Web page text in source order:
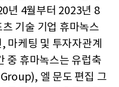
년 4월부터 2023년 8
기술 기업 휴마녹스
케팅 및 투자자관계
중 휴마녹스는 유럽축
엘 문도 편집 그